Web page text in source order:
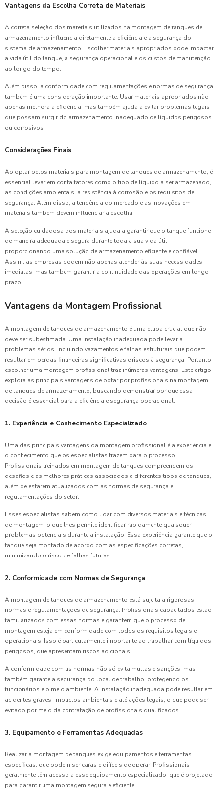
Vantagens da Escolha Correta de Materiais
A correta seleção dos materiais utilizados na montagem de tanques de
armazenamento influencia diretamente a eficiência e a segurança do
sistema de armazenamento. Escolher materiais apropriados pode impactar
a vida útil do tanque, a segurança operacional e os custos de manutenção
ao longo do tempo.
Além disso, a conformidade com regulamentações e normas de segurança
também é uma consideração importante. Usar materiais apropriados não
apenas melhora a eficiência, mas também ajuda a evitar problemas legais
que possam surgir do armazenamento inadequado de líquidos perigosos
ou corrosivos.
Considerações Finais
Ao optar pelos materiais para montagem de tanques de armazenamento, é
essencial levar em conta fatores como o tipo de líquido a ser armazenado,
as condições ambientais, a resistência à corrosão e os requisitos de
segurança. Além disso, a tendência do mercado e as inovações em
materiais também devem influenciar a escolha.
A seleção cuidadosa dos materiais ajuda a garantir que o tanque funcione
de maneira adequada e segura durante toda a sua vida útil,
proporcionando uma solução de armazenamento eficiente e confiável.
Assim, as empresas podem não apenas atender às suas necessidades
imediatas, mas também garantir a continuidade das operações em longo
prazo.
Vantagens da Montagem Profissional
A montagem de tanques de armazenamento é uma etapa crucial que não
deve ser subestimada. Uma instalação inadequada pode levar a
problemas sérios, incluindo vazamentos e falhas estruturais que podem
resultar em perdas financeiras significativas e riscos à segurança. Portanto,
escolher uma montagem profissional traz inúmeras vantagens. Este artigo
explora as principais vantagens de optar por profissionais na montagem
de tanques de armazenamento, buscando demonstrar por que essa
decisão é essencial para a eficiência e segurança operacional.
1. Experiência e Conhecimento Especializado
Uma das principais vantagens da montagem profissional é a experiência e
o conhecimento que os especialistas trazem para o processo.
Profissionais treinados em montagem de tanques compreendem os
desafios e as melhores práticas associados a diferentes tipos de tanques,
além de estarem atualizados com as normas de segurança e
regulamentações do setor.
Esses especialistas sabem como lidar com diversos materiais e técnicas
de montagem, o que lhes permite identificar rapidamente quaisquer
problemas potenciais durante a instalação. Essa experiência garante que o
tanque seja montado de acordo com as especificações corretas,
minimizando o risco de falhas futuras.
2. Conformidade com Normas de Segurança
A montagem de tanques de armazenamento está sujeita a rigorosas
normas e regulamentações de segurança. Profissionais capacitados estão
familiarizados com essas normas e garantem que o processo de
montagem esteja em conformidade com todos os requisitos legais e
operacionais. Isso é particularmente importante ao trabalhar com líquidos
perigosos, que apresentam riscos adicionais.
A conformidade com as normas não só evita multas e sanções, mas
também garante a segurança do local de trabalho, protegendo os
funcionários e o meio ambiente. A instalação inadequada pode resultar em
acidentes graves, impactos ambientais e até ações legais, o que pode ser
evitado por meio da contratação de profissionais qualificados.
3. Equipamento e Ferramentas Adequadas
Realizar a montagem de tanques exige equipamentos e ferramentas
específicas, que podem ser caras e difíceis de operar. Profissionais
geralmente têm acesso a esse equipamento especializado, que é projetado
para garantir uma montagem segura e eficiente.